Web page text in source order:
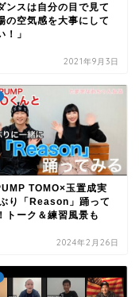
ンスは自分の目で見て
の空気感を大事にして
！」
2021年9月3日
TOMO×玉置成実
り「Reason」踊って
トーク＆練習風景も
2024年2月26日